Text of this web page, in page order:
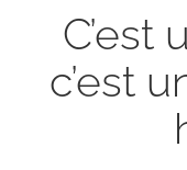
C’est
c’est